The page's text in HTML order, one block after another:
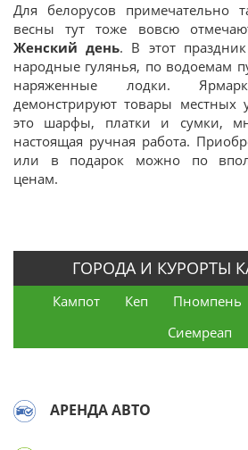
Для белорусов примечательно
весны тут тоже вовсю
Женский день. В этот
народные гулянья, по водоемам
наряженные лодки.
демонстрируют товары местных
это шарфы, платки и сумки,
настоящая ручная работа.
или в подарок можно по
ценам.
ГОРОДА И КУРОРТЫ
Кампот Кеп Пномпень
Сиемреап
АРЕНДА АВТО